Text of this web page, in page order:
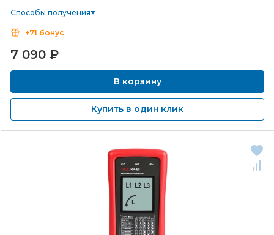
Способы получения
+71 бонус
7 090 ₽
В корзину
Купить в один клик